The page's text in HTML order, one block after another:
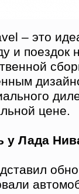
– это
и поездок
цене.
у Лада